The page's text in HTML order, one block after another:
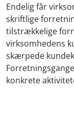
Endelig får
skriftlige
tilstrækkelige
virksomhedens
skærpede
konkrete